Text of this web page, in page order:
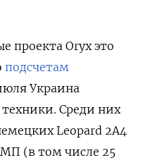
проекта Oryx это
подсчетам
Украина
Среди них
Leopard 2A4
(в том числе 25